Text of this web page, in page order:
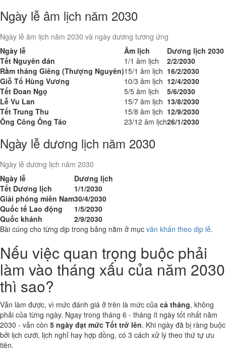
Ngày lễ âm lịch năm 2030
Ngày lễ âm lịch năm 2030 và ngày dương tương ứng
Ngày lễ
Âm lịch
Dương lịch 2030
Tết Nguyên đán
1/1 âm lịch
2/2/2030
Rằm tháng Giêng (Thượng Nguyên)15/1 âm lịch 16/2/2030
Giỗ Tổ Hùng Vương
10/3 âm lịch 12/4/2030
Tết Đoan Ngọ
5/5 âm lịch
5/6/2030
Lễ Vu Lan
15/7 âm lịch 13/8/2030
Tết Trung Thu
15/8 âm lịch 12/9/2030
Ông Công Ông Táo
23/12 âm lịch26/1/2030
Ngày lễ dương lịch năm 2030
Ngày lễ dương lịch năm 2030
Ngày lễ
Dương lịch
Tết Dương lịch
1/1/2030
Giải phóng miền Nam30/4/2030
Quốc tế Lao động
1/5/2030
Quốc khánh
2/9/2030
Bài cúng cho từng dịp trong bảng nằm ở mục văn khấn theo dịp lễ.
Nếu việc quan trọng buộc phải
làm vào tháng xấu của năm 2030
thì sao?
Vẫn làm được, vì mức đánh giá ở trên là mức của cả tháng, không
phải của từng ngày. Ngay trong tháng 6 - tháng ít ngày tốt nhất năm
2030 - vẫn còn 5 ngày đạt mức Tốt trở lên. Khi ngày đã bị ràng buộc
bởi lịch cưới, lịch nghỉ hay hợp đồng, có 3 cách xử lý theo thứ tự ưu
tiên.